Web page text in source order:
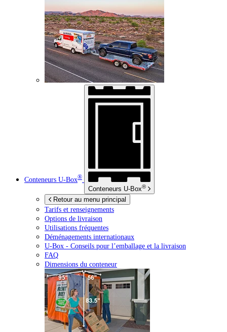
Conteneurs U-Box®
Conteneurs U-Box®
Retour au menu principal
Tarifs et renseignements
Options de livraison
Utilisations fréquentes
Déménagements internationaux
U-Box - Conseils pour l’emballage et la livraison
FAQ
Dimensions du conteneur